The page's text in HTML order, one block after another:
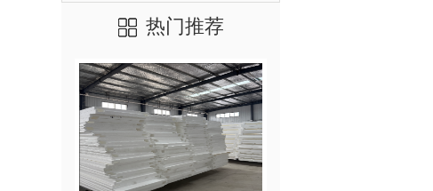
热门推荐